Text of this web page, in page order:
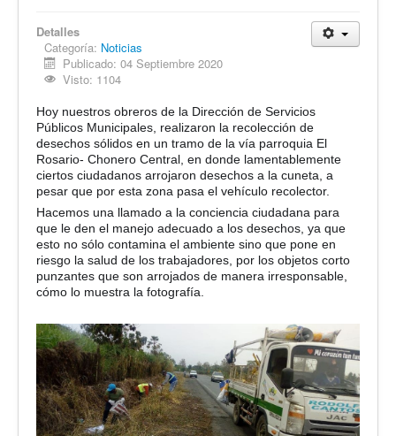
Detalles
Categoría: Noticias
Publicado: 04 Septiembre 2020
Visto: 1104
Hoy nuestros obreros de la Dirección de Servicios
Públicos Municipales, realizaron la recolección de
desechos sólidos en un tramo de la vía parroquia El
Rosario- Chonero Central, en donde lamentablemente
ciertos ciudadanos arrojaron desechos a la cuneta, a
pesar que por esta zona pasa el vehículo recolector.
Hacemos una llamado a la conciencia ciudadana para
que le den el manejo adecuado a los desechos, ya que
esto no sólo contamina el ambiente sino que pone en
riesgo la salud de los trabajadores, por los objetos corto
punzantes que son arrojados de manera irresponsable,
cómo lo muestra la fotografía.